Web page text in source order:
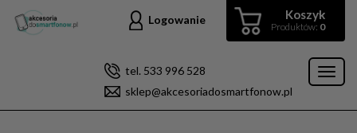
Koszyk
Produktów: 0
Logowanie
tel. 533 996 528
sklep@akcesoriadosmartfonow.pl